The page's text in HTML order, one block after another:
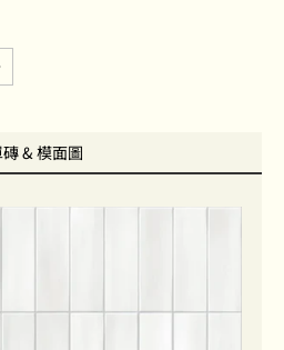
& 模面圖